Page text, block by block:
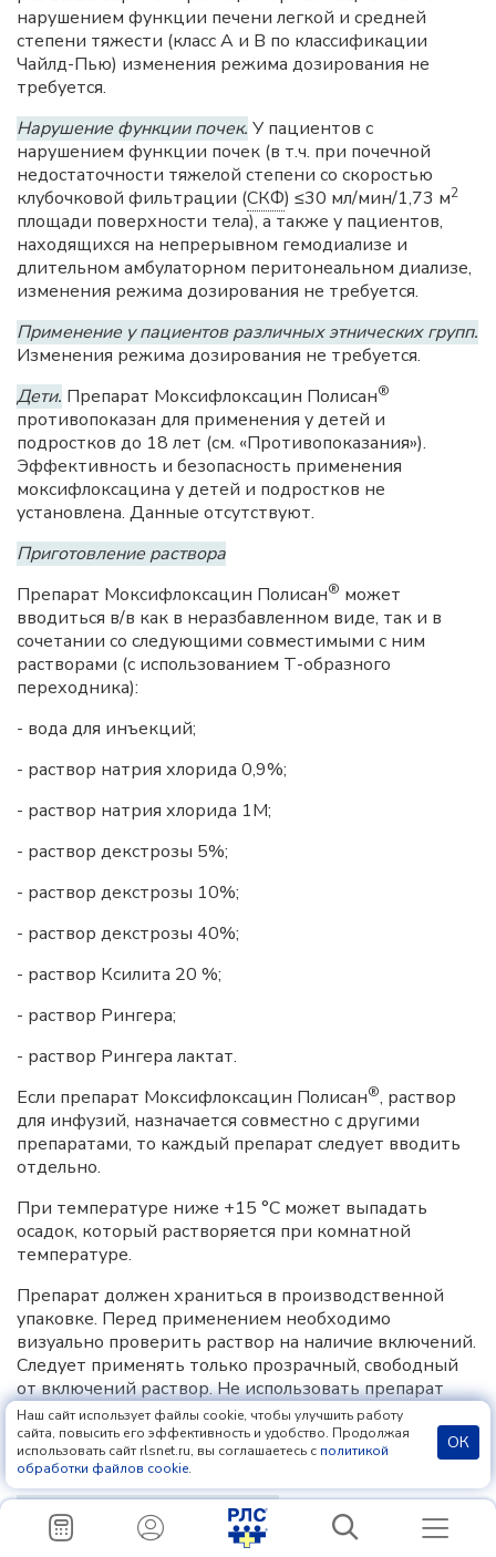
нарушением функции печени легкой и средней
степени тяжести (класс А и В по классификации
Чайлд-Пью) изменения режима дозирования не
требуется.
Нарушение функции почек. У пациентов с
нарушением функции почек (в т.ч. при почечной
недостаточности тяжелой степени со скоростью
клубочковой фильтрации (СКФ) ≤30 мл/мин/1,73 м2
площади поверхности тела), а также у пациентов,
находящихся на непрерывном гемодиализе и
длительном амбулаторном перитонеальном диализе,
изменения режима дозирования не требуется.
Применение у пациентов различных этнических групп.
Изменения режима дозирования не требуется.
Дети. Препарат Моксифлоксацин Полисан®
противопоказан для применения у детей и
подростков до 18 лет (см. «Противопоказания»).
Эффективность и безопасность применения
моксифлоксацина у детей и подростков не
установлена. Данные отсутствуют.
Приготовление раствора
Препарат Моксифлоксацин Полисан® может
вводиться в/в как в неразбавленном виде, так и в
сочетании со следующими совместимыми с ним
растворами (с использованием Т-образного
переходника):
- вода для инъекций;
- раствор натрия хлорида 0,9%;
- раствор натрия хлорида 1М;
- раствор декстрозы 5%;
- раствор декстрозы 10%;
- раствор декстрозы 40%;
- раствор Ксилита 20 %;
- раствор Рингера;
- раствор Рингера лактат.
Если препарат Моксифлоксацин Полисан®, раствор
для инфузий, назначается совместно с другими
препаратами, то каждый препарат следует вводить
отдельно.
При температуре ниже +15 °С может выпадать
осадок, который растворяется при комнатной
температуре.
Препарат должен храниться в производственной
упаковке. Перед применением необходимо
визуально проверить раствор на наличие включений.
Следует применять только прозрачный, свободный
от включений раствор. Не использовать препарат
при наличии в растворе видимых взвешенных частиц
или при помутнении раствора.
Побочные действия
Резюме профиля безопасности
Неблагоприятные реакции, перечисленные в группе
Наш сайт использует файлы cookie, чтобы улучшить работу
сайта, повысить его эффективность и удобство. Продолжая
использовать сайт rlsnet.ru, вы соглашаетесь с политикой
обработки файлов cookie.
ОК